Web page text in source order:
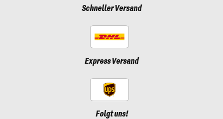
Schneller Versand
Express Versand
Folgt uns!